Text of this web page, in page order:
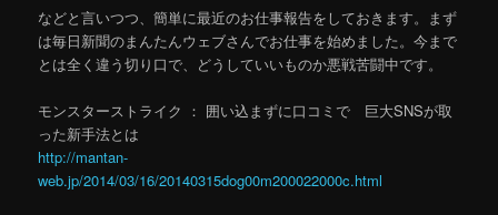
などと言いつつ、簡単に最近のお仕事報告をしておきます。まず
は毎日新聞のまんたんウェブさんでお仕事を始めました。今まで
とは全く違う切り口で、どうしていいものか悪戦苦闘中です。
モンスターストライク ： 囲い込まずに口コミで 巨大SNSが取
った新手法とは
http://mantan-
web.jp/2014/03/16/20140315dog00m200022000c.html